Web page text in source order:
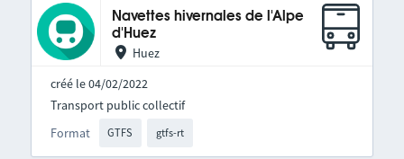
Navettes hivernales de l'Alpe
d'Huez
Huez
créé le 04/02/2022
Format GTFS gtfs-rt
Transport public collectif